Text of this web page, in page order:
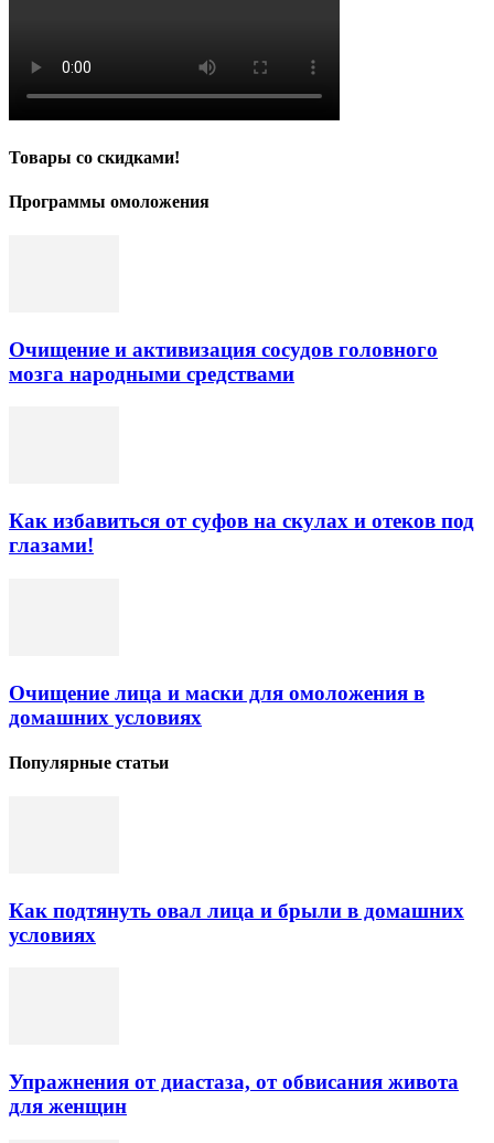
Товары со скидками!
Программы омоложения
Очищение и активизация сосудов головного
мозга народными средствами
Как избавиться от суфов на скулах и отеков под
глазами!
Очищение лица и маски для омоложения в
домашних условиях
Популярные статьи
Как подтянуть овал лица и брыли в домашних
условиях
Упражнения от диастаза, от обвисания живота
для женщин